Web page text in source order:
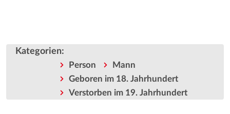
Kategorien:
Person
Mann
Geboren im 18. Jahrhundert
Verstorben im 19. Jahrhundert